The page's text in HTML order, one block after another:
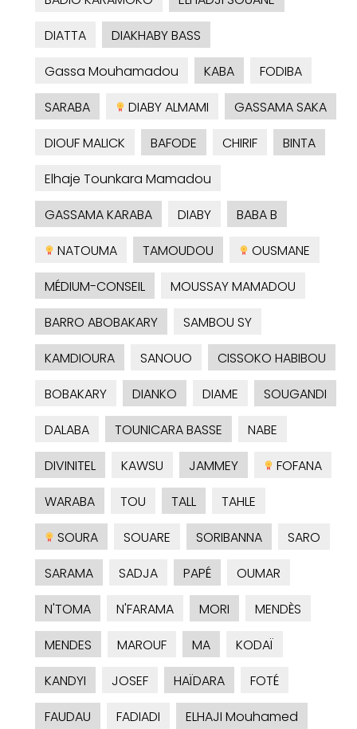
DIATTA
DIAKHABY BASS
Gassa Mouhamadou
KABA
FODIBA
SARABA
DIABY ALMAMI
GASSAMA SAKA
DIOUF MALICK
BAFODE CHIRIF
BINTA
Elhaje Tounkara Mamadou
GASSAMA KARABA
DIABY
BABA B
NATOUMA
TAMOUDOU
OUSMANE
MÉDIUM-CONSEIL
MOUSSAY MAMADOU
BARRO ABOBAKARY
SAMBOU SY
KAMDIOURA
SANOUO
CISSOKO HABIBOU
BOBAKARY
DIANKO DIAME
SOUGANDI
DALABA
TOUNICARA BASSE
NABE
DIVINITEL
KAWSU JAMMEY
FOFANA
WARABA
TOU TALL
TAHLE
SOURA
SOUARE SORIBANNA
SARO
SARAMA
SADJA PAPÉ
OUMAR
N'TOMA
N'FARAMA MORI
MENDÈS
MENDES
MAROUF MA
KODAÏ
KANDYI
JOSEF HAÏDARA
FOTÉ
FAUDAU
FADIADI
ELHAJI Mouhamed